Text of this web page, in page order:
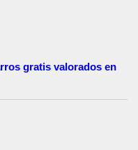
gratis valorados en